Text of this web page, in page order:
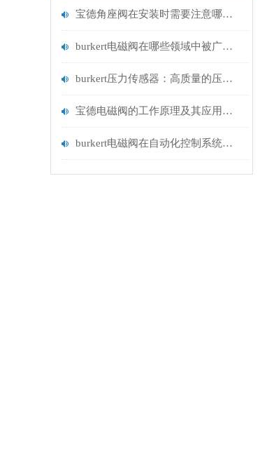
宝德角座阀在安装时需要注意哪些事项？
burkert电磁阀在哪些领域中被广泛应用？
burkert压力传感器：高质量的压力测量解决方案
宝德电磁阀的工作原理及其应用领域
burkert电磁阀在自动化控制系统中的应用